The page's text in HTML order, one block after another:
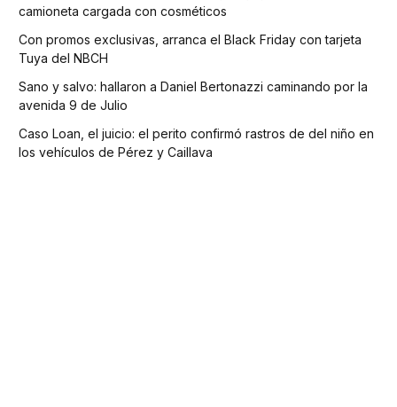
camioneta cargada con cosméticos
Con promos exclusivas, arranca el Black Friday con tarjeta
Tuya del NBCH
Sano y salvo: hallaron a Daniel Bertonazzi caminando por la
avenida 9 de Julio
Caso Loan, el juicio: el perito confirmó rastros de del niño en
los vehículos de Pérez y Caillava